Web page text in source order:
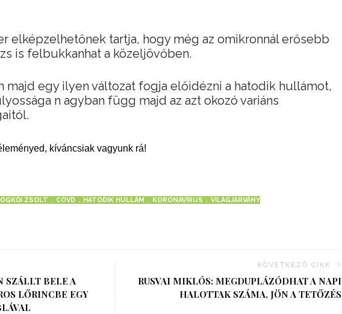
elképzelhetőnek tartja, hogy még az omikronnál erősebb
is felbukkanhat a közeljövőben.
majd egy ilyen változat fogja előidézni a hatodik hullámot,
n agyban függ majd az azt okozó variáns
kíváncsiak vagyunk rá!
ZSOLT COVD HATODIK HULLÁM KORONAVÍRUS VILÁGJÁRVÁNY
SZÁLLT BELE A
LŐRINCBE EGY
KÖVETKEZŐ CIKK
RUSVAI MIKLÓS: MEGDUPLÁZÓDHAT A NAPI
HALOTTAK SZÁMA, JÖN A TETŐZÉS